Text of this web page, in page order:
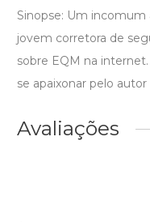
Sinopse: Um
jovem corretora de
sobre EQM na
se apaixonar pelo
Avaliações